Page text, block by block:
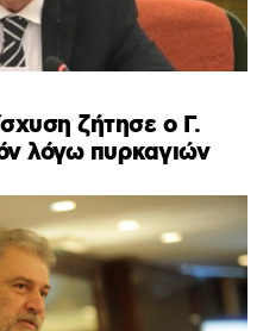
ζήτησε ο Γ.
λόγω πυρκαγιών